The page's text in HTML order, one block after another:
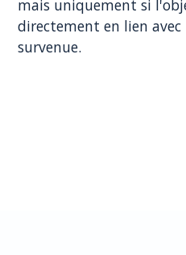
mais uniquement si
directement en lien
survenue.